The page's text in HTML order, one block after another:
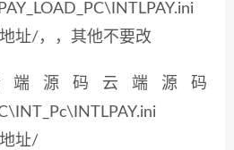
/，，其他不要改
云端源码
址/